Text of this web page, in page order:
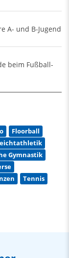
A- und B-Jugend
beim Fußball-
Floorball
Gymnastik
Tennis